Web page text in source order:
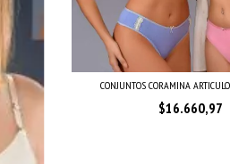
CONJUNTOS CORAMINA
$16.660,97